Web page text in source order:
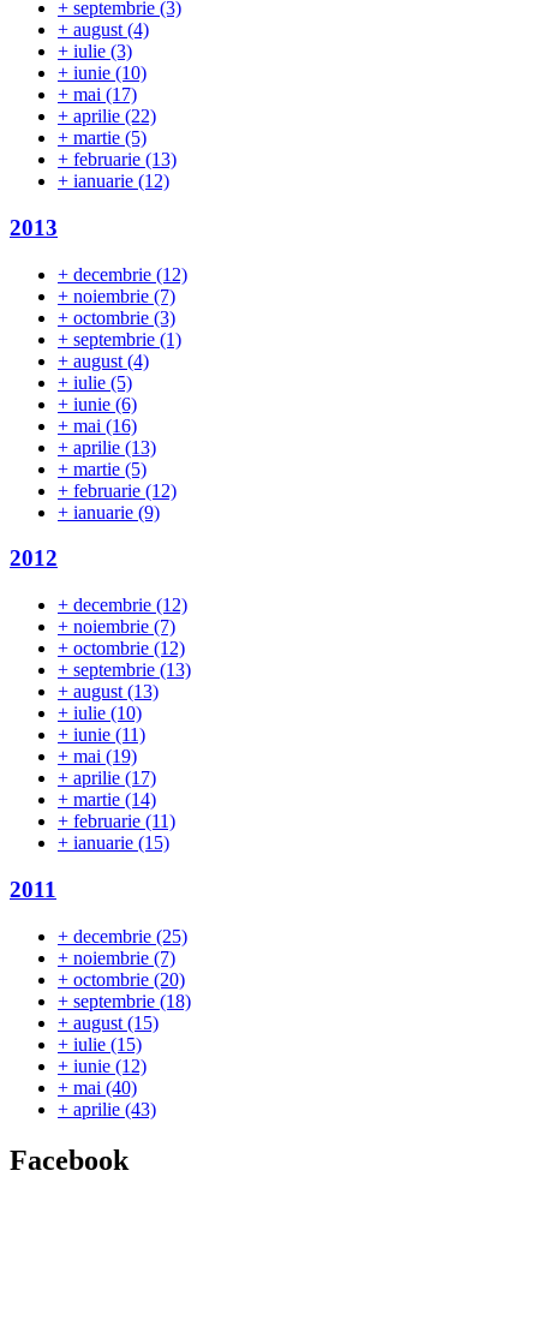
+ septembrie (3)
+ august (4)
+ iulie (3)
+ iunie (10)
+ mai (17)
+ aprilie (22)
+ martie (5)
+ februarie (13)
+ ianuarie (12)
2013
+ decembrie (12)
+ noiembrie (7)
+ octombrie (3)
+ septembrie (1)
+ august (4)
+ iulie (5)
+ iunie (6)
+ mai (16)
+ aprilie (13)
+ martie (5)
+ februarie (12)
+ ianuarie (9)
2012
+ decembrie (12)
+ noiembrie (7)
+ octombrie (12)
+ septembrie (13)
+ august (13)
+ iulie (10)
+ iunie (11)
+ mai (19)
+ aprilie (17)
+ martie (14)
+ februarie (11)
+ ianuarie (15)
2011
+ decembrie (25)
+ noiembrie (7)
+ octombrie (20)
+ septembrie (18)
+ august (15)
+ iulie (15)
+ iunie (12)
+ mai (40)
+ aprilie (43)
Facebook